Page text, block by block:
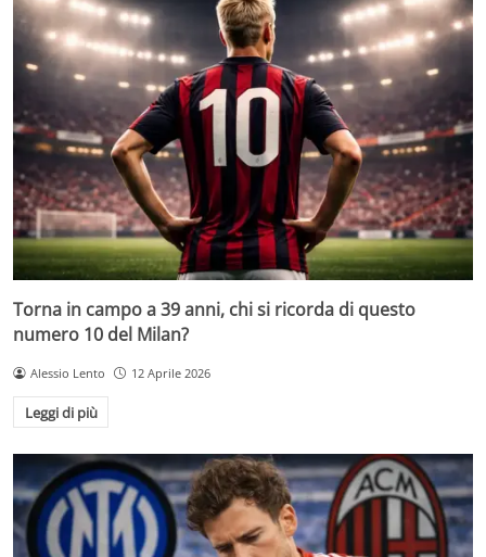
Torna in campo a 39 anni, chi si ricorda di questo
numero 10 del Milan?
Alessio Lento 12 Aprile 2026
Leggi di più